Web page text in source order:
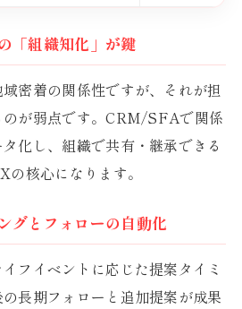
「組織知化」が鍵
密着の関係性ですが、それが担
のが弱点です。CRM/SFAで関係
化し、組織で共有・継承できる
の核心になります。
グとフォローの自動化
フイベントに応じた提案タイミ
長期フォローと追加提案が成果